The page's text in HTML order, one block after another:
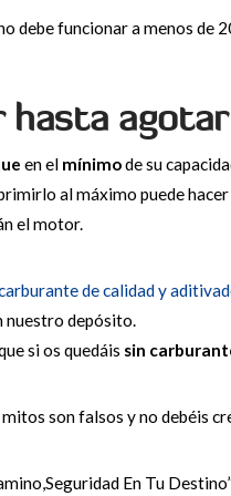
debe funcionar a menos de
hasta
en el mínimode su
al máximo puede
el motor.
de calidad y
nuestro depósito.
si os quedáis sin
mitos son falsos y no debéis
En Tu